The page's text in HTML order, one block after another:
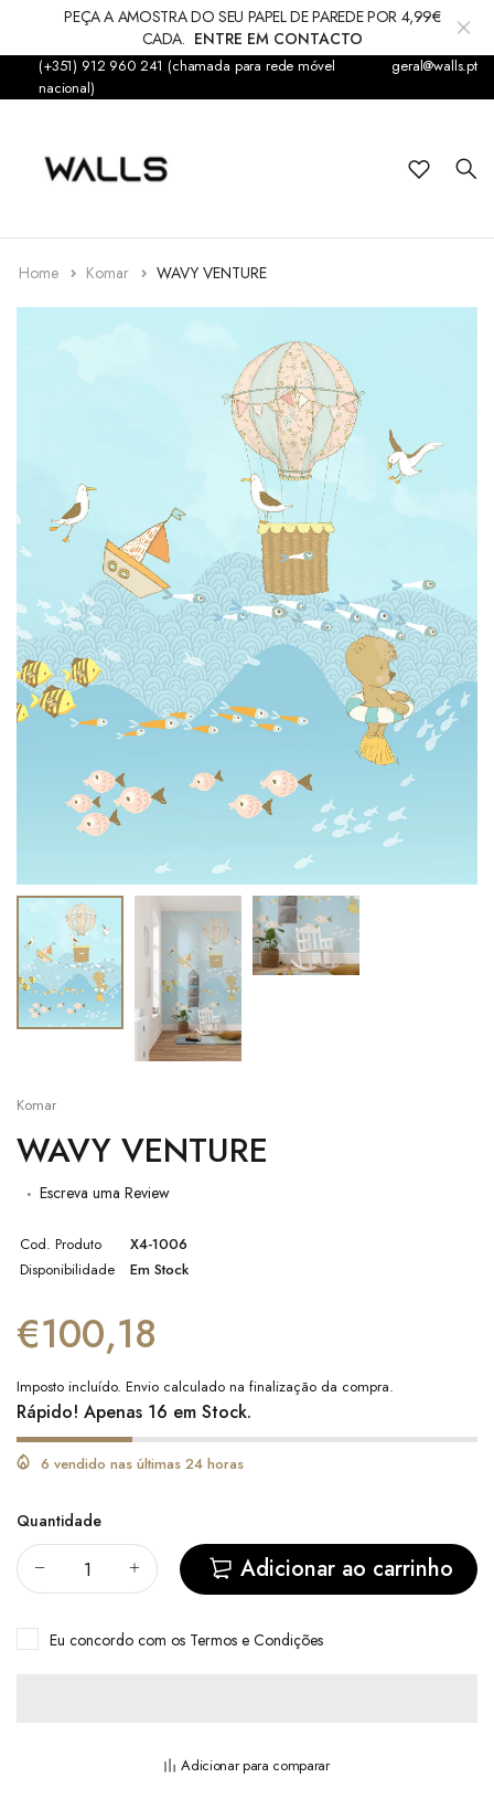
PEÇA A AMOSTRA DO SEU PAPEL DE PAREDE POR 4,99€
CADA. ENTRE EM CONTACTO
(+351) 912 960 241 (chamada para rede móvel
nacional)
geral@walls.pt
Home Komar WAVY VENTURE
Komar
WAVY VENTURE
Escreva uma Review
Cod. Produto
X4-1006
Disponibilidade
Em Stock
€100,18
Imposto incluído. Envio calculado na finalização da compra.
Rápido! Apenas 16 em Stock.
6 vendido nas últimas 24 horas
Quantidade
Adicionar ao carrinho
Eu concordo com os Termos e Condições
Adicionar para comparar
Papel de Parede
Acessórios